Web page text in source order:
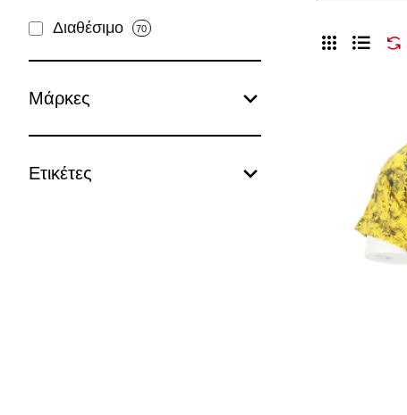
Διαθέσιμο 70
Μάρκες
Ετικέτες